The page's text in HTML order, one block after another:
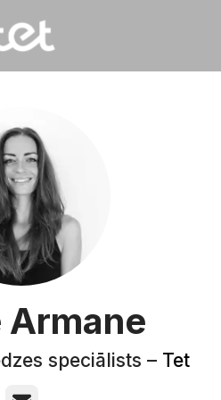
speciālists – Tet